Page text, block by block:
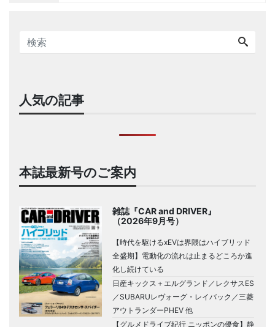
人気の記事
本誌最新号のご案内
雑誌『CAR and DRIVER』
（2026年9月号）
【時代を駆けるxEVは界隈はハイブリッド
全盛期】電動化の流れは止まるどころか進
化し続けている
日産キックス＋エルグランド／レクサスES
／SUBARUレヴォーグ・レイバック／三菱
アウトランダーPHEV 他
【グルメドライブ紀行 ニッポンの優食】静